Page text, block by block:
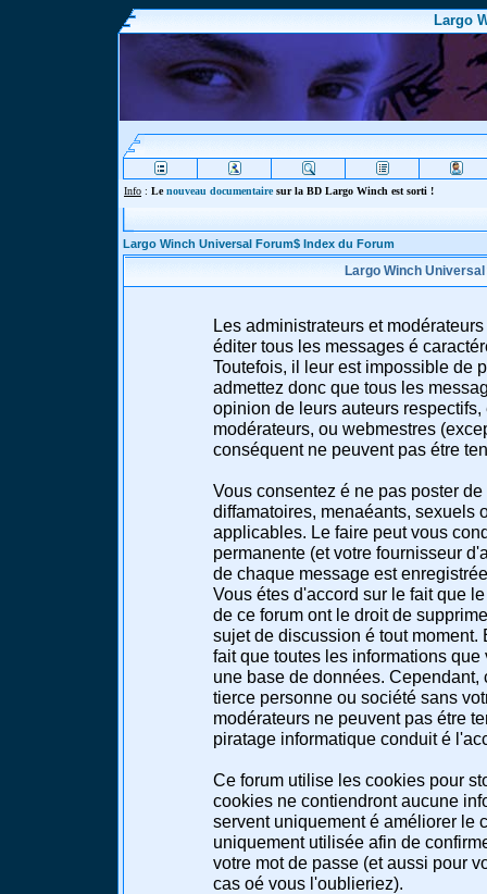
Largo
Info : Lenouveau documentairesur la BD Largo Winch est sorti !
Largo Winch Universal Forum$ Index du Forum
Largo Winch
Les administrateurs et
éditer tous les messages é
Toutefois, il leur est impossible de
admettez donc que tous les
opinion de leurs auteurs
modérateurs, ou webmestres
conséquent ne peuvent pas étre
Vous consentez é ne pas poster
diffamatoires, menaéants, sexuels
applicables. Le faire peut vous
permanente (et votre fournisseur
de chaque message est
Vous étes d'accord sur le fait que
de ce forum ont le droit de
sujet de discussion é tout
fait que toutes les informations
une base de données.
tierce personne ou société sans
modérateurs ne peuvent pas étre
piratage informatique conduit é
Ce forum utilise les cookies pour
cookies ne contiendront aucune
servent uniquement é améliorer le
uniquement utilisée afin de
votre mot de passe (et aussi pour
cas oé vous l'oublieriez).